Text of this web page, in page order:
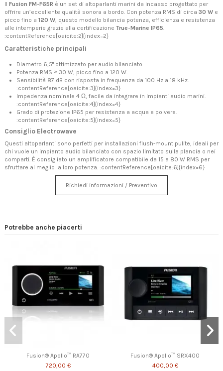
Il Fusion FM-F65R è un set di altoparlanti marini da incasso progettato per
offrire un’eccellente qualità sonora a bordo. Con potenza RMS di circa 30 W e
picco fino a 120 W, questo modello bilancia potenza, efficienza e resistenza
alle intemperie grazie alla certificazione True-Marine IP65.
:contentReference[oaicite:2]{index=2}
Caratteristiche principali
Diametro 6,5" ottimizzato per audio bilanciato.
Potenza RMS ≈ 30 W, picco fino a 120 W.
Sensibilità 87 dB con risposta in frequenza da 100 Hz a 18 kHz.
:contentReference[oaicite:3]{index=3}
Impedenza nominale 4 Ω, facile da integrare in impianti audio marini.
:contentReference[oaicite:4]{index=4}
Grado di protezione IP65 per resistenza a acqua e polvere.
:contentReference[oaicite:5]{index=5}
Consiglio Electrowave
Questi altoparlanti sono perfetti per installazioni flush-mount pulite, ideali per
chi vuole un impianto audio bilanciato con spazio limitato sulla plancia o nei
comparti. È consigliato un amplificatore compatibile da 15 a 80 W RMS per
sfruttare al meglio la loro potenza. :contentReference[oaicite:6]{index=6}
Richiedi informazioni / Preventivo
Potrebbe anche piacerti
Fusion® Apollo™ RA770
720,00 €
Fusion® Apollo™ SRX400
400,00 €